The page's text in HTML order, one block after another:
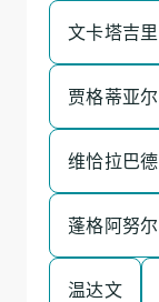
文卡塔吉里
贾格蒂亚尔
维恰拉巴德
蓬格阿努尔
温达文